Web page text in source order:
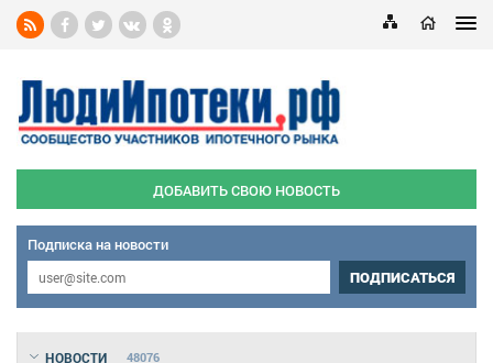
ДОБАВИТЬ СВОЮ НОВОСТЬ
Подписка на новости
ПОДПИСАТЬСЯ
НОВОСТИ 48076